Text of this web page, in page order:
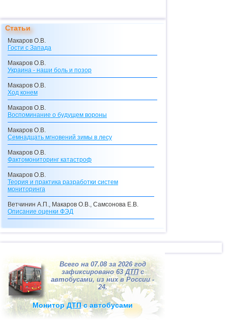
Статьи
Макаров О.В.
Гости с Запада
Макаров О.В.
Украина - наши боль и позор
Макаров О.В.
Ход конем
Макаров О.В.
Воспоминание о будущем вороны
Макаров О.В.
Семнадцать мгновений зимы в лесу
Макаров О.В.
Фактомониторинг катастроф
Макаров О.В.
Теория и практика разработки систем
мониторинга
Ветчинин А.П., Макаров О.В., Самсонова Е.В.
Описание оценки ФЭД
Макаров О.В., Самсонова Е.В.
Описание кредитного калькулятора
Макаров О.В.
Долгосрочные прогнозы катастроф
Макаров О.В.
"Ксанф, выпей море!"(взгляд со стороны на
ситуацию в Мексиканском заливе)
Всего на 07.08 за 2026 год
зафиксировано 63ДТПс
автобусами, из них в России -
24.
Монитор ДТПс автобусами